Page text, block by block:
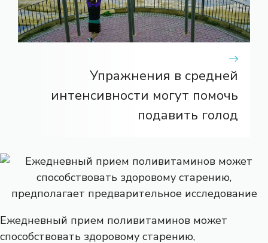
Упражнения в средней
интенсивности могут помочь
подавить голод
Ежедневный прием поливитаминов может
способствовать здоровому старению,